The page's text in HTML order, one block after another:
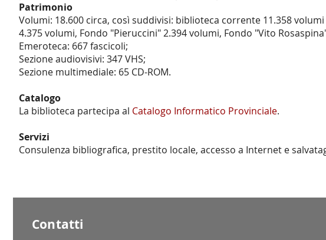
Patrimonio
Volumi: 18.600 circa, così suddivisi: biblioteca corrente 11.358
4.375 volumi, Fondo "Pieruccini" 2.394 volumi, Fondo "Vito
Emeroteca: 667 fascicoli;
Sezione audiovisivi: 347 VHS;
Sezione multimediale: 65 CD-ROM.
Catalogo
La biblioteca partecipa al Catalogo Informatico Provinciale.
Servizi
Consulenza bibliografica, prestito locale, accesso a Internet e
Contatti